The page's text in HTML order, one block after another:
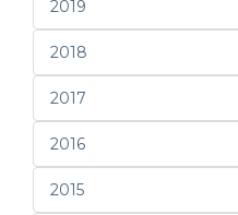
2019
2018
2017
2016
2015